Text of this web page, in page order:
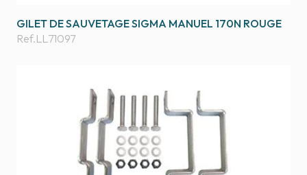
GILET DE SAUVETAGE SIGMA MANUEL 170N ROUGE
Ref.LL71097